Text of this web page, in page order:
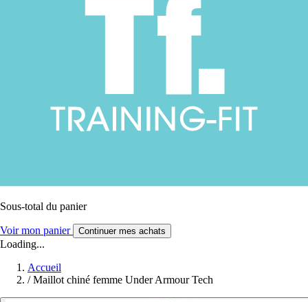
Sous-total du panier
Voir mon panier Continuer mes achats
Loading...
Accueil
/ Maillot chiné femme Under Armour Tech